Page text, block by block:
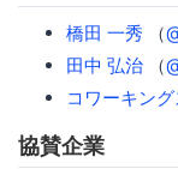
橋田 一秀 （
田中 弘治 （
コワーキン
協賛企業